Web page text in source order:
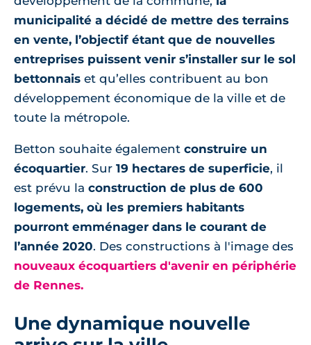
municipalité a décidé de mettre des terrains
en vente, l’objectif étant que de nouvelles
entreprises puissent venir s’installer sur le sol
bettonnais et qu’elles contribuent au bon
développement économique de la ville et de
toute la métropole.
Betton souhaite également construire un
écoquartier. Sur 19 hectares de superficie, il
est prévu la construction de plus de 600
logements, où les premiers habitants
pourront emménager dans le courant de
l’année 2020. Des constructions à l'image des
nouveaux écoquartiers d'avenir en périphérie
de Rennes.
Une dynamique nouvelle